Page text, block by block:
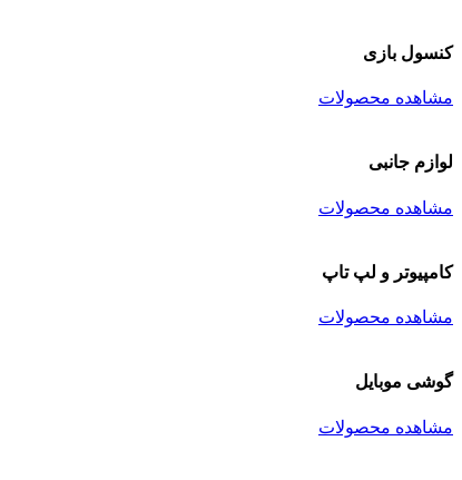
کنسول بازی
مشاهده محصولات
لوازم جانبی
مشاهده محصولات
کامپیوتر و لپ تاپ
مشاهده محصولات
گوشی موبایل
مشاهده محصولات